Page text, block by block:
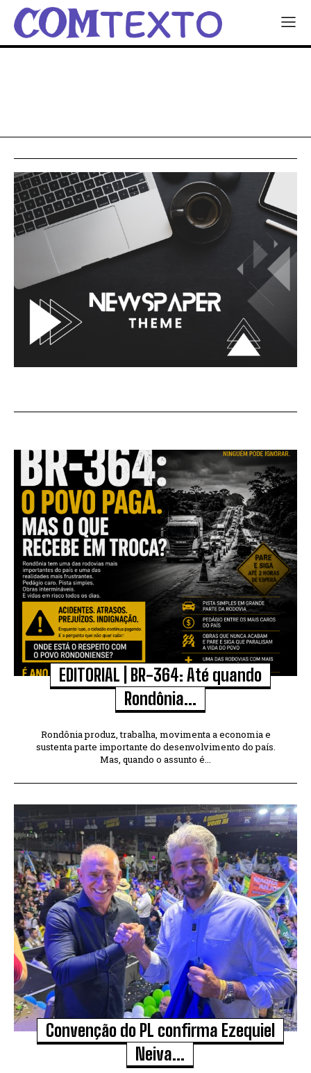
EDITORIAL | BR-364: Até quando
Rondônia...
Rondônia produz, trabalha, movimenta a economia e
sustenta parte importante do desenvolvimento do país.
Mas, quando o assunto é...
Convenção do PL confirma Ezequiel
Neiva...